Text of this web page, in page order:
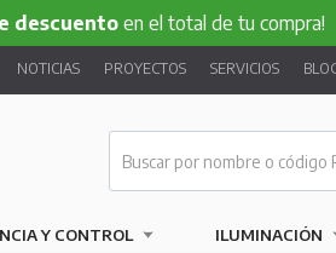
en el total de tu compra!
NOTICIAS PROYECTOS SERVICIOS
Y CONTROL ILUMINACIÓN